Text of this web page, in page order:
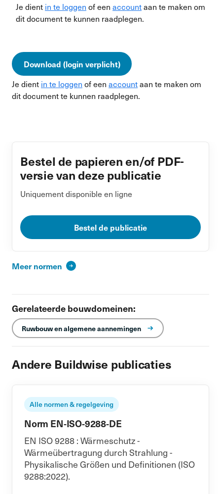
Je dient in te loggen of een accountaan te maken om
dit document te kunnen raadplegen.
Download (login verplicht)
Je dient in te loggen of een accountaan te maken om
dit document te kunnen raadplegen.
Bestel de papieren en/of PDF-
versie van deze publicatie
Uniquement disponible en ligne
Bestel de publicatie
Meer normen
Gerelateerde bouwdomeinen:
Ruwbouw en algemene aannemingen
Andere Buildwise publicaties
Alle normen & regelgeving
Norm EN-ISO-9288-DE
EN ISO 9288 : Wärmeschutz -
Wärmeübertragung durch Strahlung -
Physikalische Größen und Definitionen (ISO
9288:2022).